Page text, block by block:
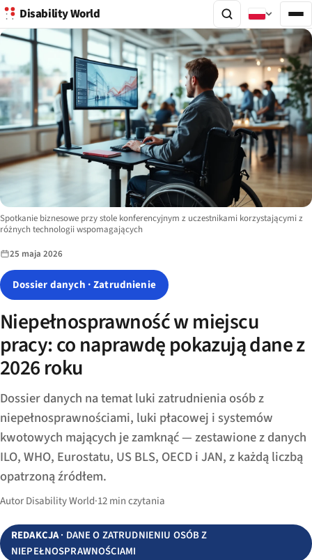
Disability World
Image description:
Spotkanie biznesowe przy stole konferencyjnym z uczestnikami korzystającymi z
różnych technologii wspomagających
25 maja 2026
Dossier danych · Zatrudnienie
Niepełnosprawność w miejscu
pracy: co naprawdę pokazują dane z
2026 roku
Dossier danych na temat luki zatrudnienia osób z
niepełnosprawnościami, luki płacowej i systemów
kwotowych mających je zamknąć — zestawione z danych
ILO, WHO, Eurostatu, US BLS, OECD i JAN, z każdą liczbą
opatrzoną źródłem.
Autor Disability World·12 min czytania
REDAKCJA· DANE O ZATRUDNIENIU OSÓB Z
NIEPEŁNOSPRAWNOŚCIAMI